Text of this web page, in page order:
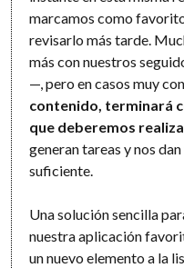
marcamos como
revisarlo más tarde.
más con nuestros
—, pero en casos muy
contenido, terminará
que deberemos
generan tareas y nos
suficiente.
Una solución sencilla
nuestra aplicación
un nuevo elemento a la